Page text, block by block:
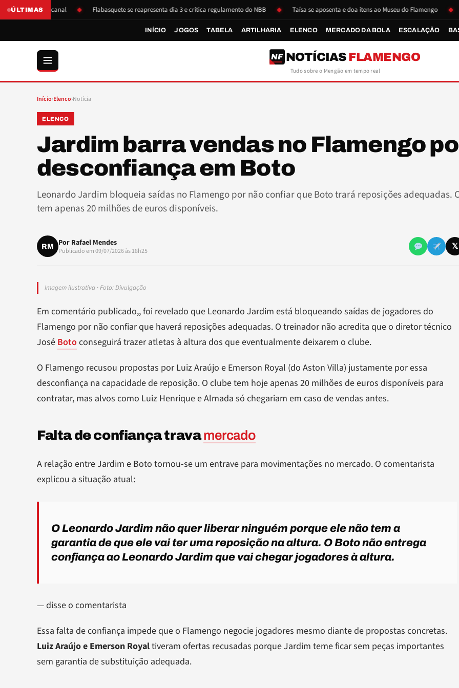
ÚLTIMAS
diz canal Flabasquete se reapresenta dia 3 e critica regulamento do NBB Taísa se aposenta e doa itens ao Museu do Flamengo
INÍCIO JOGOS TABELA ARTILHARIA ELENCO MERCADO DA BOLA ESCALAÇÃO
NF NOTÍCIAS FLAMENGO
Tudo sobre o Mengão em tempo real
Início›Elenco›Notícia
ELENCO
Jardim barra vendas no Flamengo
desconfiança em Boto
Leonardo Jardim bloqueia saídas no Flamengo por não confiar que Boto trará reposições adequadas.
tem apenas 20 milhões de euros disponíveis.
RM Por Rafael Mendes
Publicado em 09/07/2026 às 18h25
𝕏
Imagem ilustrativa · Foto: Divulgação
Em comentário publicado,, foi revelado que Leonardo Jardim está bloqueando saídas de jogadores do
Flamengo por não confiar que haverá reposições adequadas. O treinador não acredita que o diretor técnico
José Botoconseguirá trazer atletas à altura dos que eventualmente deixarem o clube.
O Flamengo recusou propostas por Luiz Araújo e Emerson Royal (do Aston Villa) justamente por essa
desconfiança na capacidade de reposição. O clube tem hoje apenas 20 milhões de euros disponíveis para
contratar, mas alvos como Luiz Henrique e Almada só chegariam em caso de vendas antes.
Falta de confiança travamercado
A relação entre Jardim e Boto tornou-se um entrave para movimentações no mercado. O comentarista
explicou a situação atual:
O Leonardo Jardim não quer liberar ninguém porque ele não tem a
garantia de que ele vai ter uma reposição na altura. O Boto não entrega
confiança ao Leonardo Jardim que vai chegar jogadores à altura.
— disse o comentarista
Essa falta de confiança impede que o Flamengo negocie jogadores mesmo diante de propostas concretas.
Luiz Araújo e Emerson Royaltiveram ofertas recusadas porque Jardim teme ficar sem peças importantes
sem garantia de substituição adequada.